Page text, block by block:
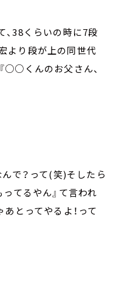
、38くらいの時に7段
より段が上の同世代
○○くんのお父さん、
んで？って(笑)そしたら
てるやん』て言われ
とってやるよ！って